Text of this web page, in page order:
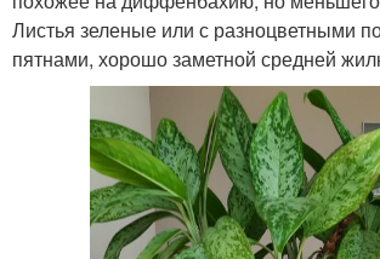
Листья зеленые или с разноцветными
пятнами, хорошо заметной средней